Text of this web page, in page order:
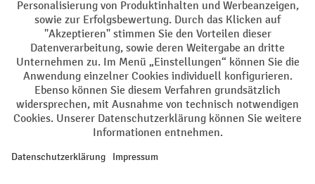
Impressum Datenschutz
Barrierefreiheit Privacy Settings
Alle Preise exkl. gesetzl. Mehrwertsteuer zzgl.Versandkostenund ggf.
Nachnahmegebühren, wenn nicht anders angegeben.
¹ Der Rabatt gilt so lange der Vorrat reicht. Der Rabatt gilt nicht auf
oder Gutscheinen ist nicht möglich. | ² Der Rabatt wird einmalig bei